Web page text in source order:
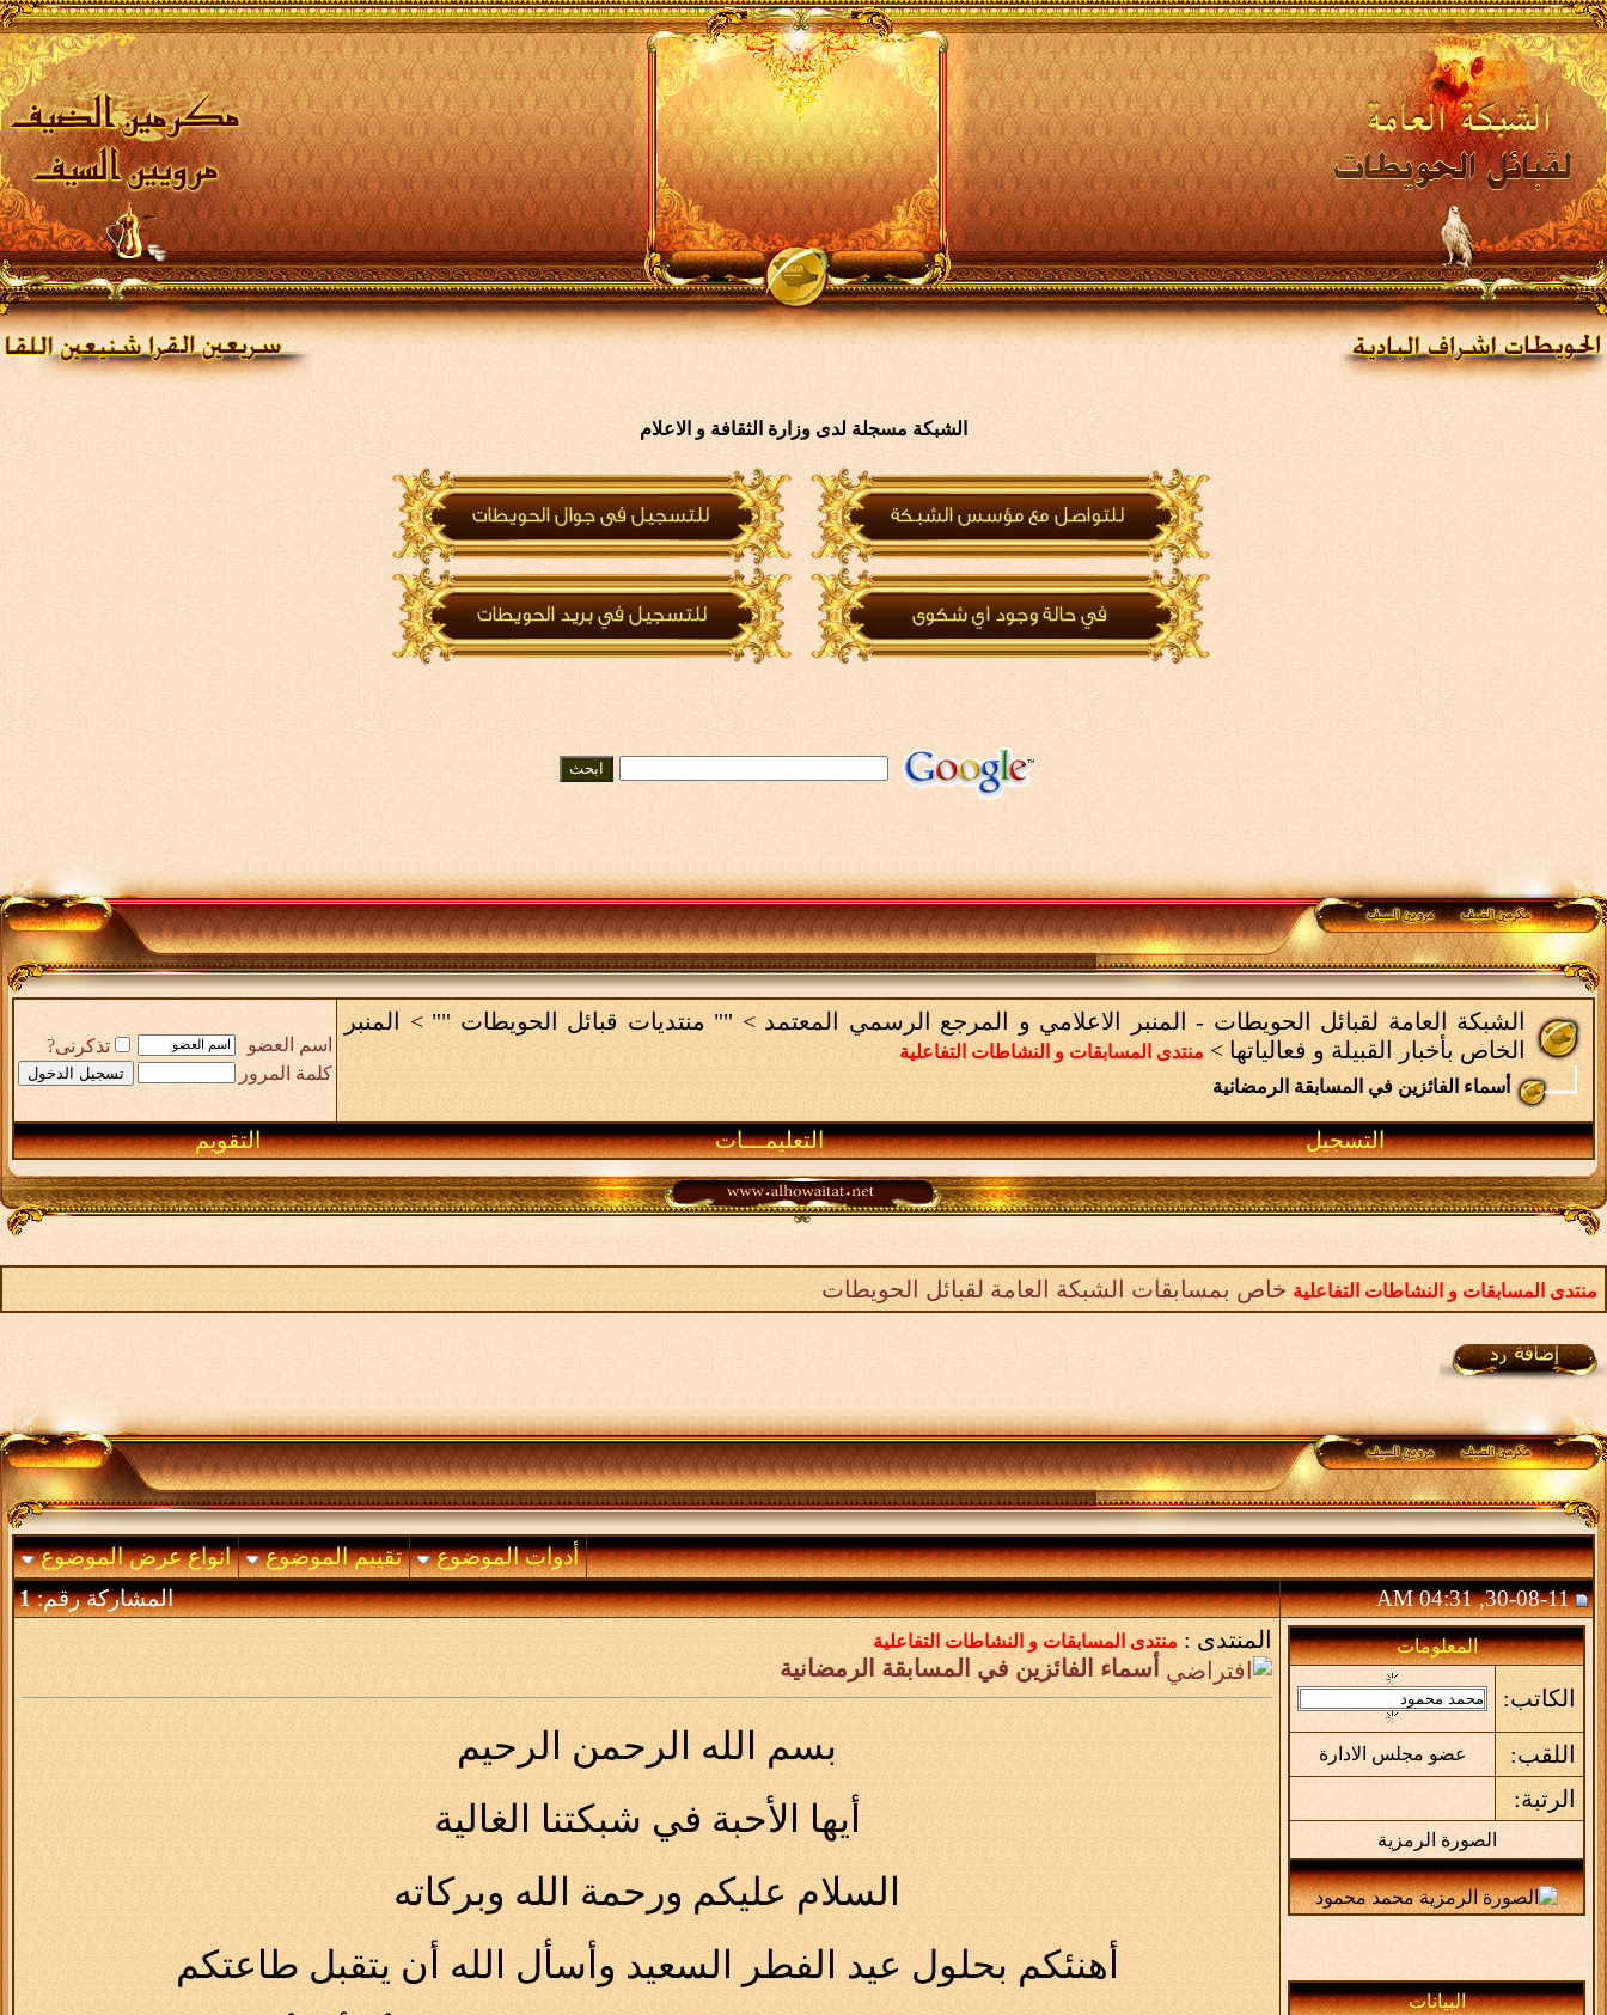
الشبكة مسجلة لدى وزارة الثقافة و الاعلام
الشبكة العامة لقبائل الحويطات - المنبر الاعلامي و المرجع الرسمي المعتمد > "" منتديات قبائل الحويطات "" > المنبر
الخاص بأخبار القبيلة و فعالياتها > منتدى المسابقات و النشاطات التفاعلية
أسماء الفائزين في المسابقة الرمضانية
اسم العضو
تذكرنى?
كلمة المرور
التسجيل التعليمـــات التقويم
منتدى المسابقات و النشاطات التفاعلية خاص بمسابقات الشبكة العامة لقبائل الحويطات
أدوات الموضوع تقييم الموضوع
انواع عرض الموضوع
30-08-11, 04:31 AM
المشاركة رقم:1
المعلومات
الكاتب:
اللقب: عضو مجلس الادارة
الرتبة:
الصورة الرمزية
البيانات
المنتدى : منتدى المسابقات و النشاطات التفاعلية
أسماء الفائزين في المسابقة الرمضانية
بسم الله الرحمن الرحيم
أيها الأحبة في شبكتنا الغالية
السلام عليكم ورحمة الله وبركاته
أهنئكم بحلول عيد الفطر السعيد وأسأل الله أن يتقبل طاعتكم